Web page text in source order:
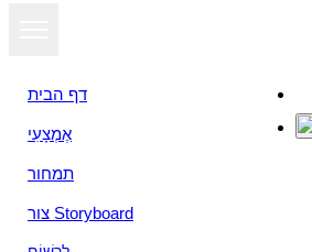
דף הבית
אֶמְצָעִי
תמחור
צור Storyboard